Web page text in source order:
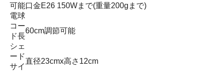
可能
電球
口金E26 150Wまで(重量200gまで)
コー
ド長
60cm調節可能
シェ
ード
サイ
直径23cmx高さ12cm